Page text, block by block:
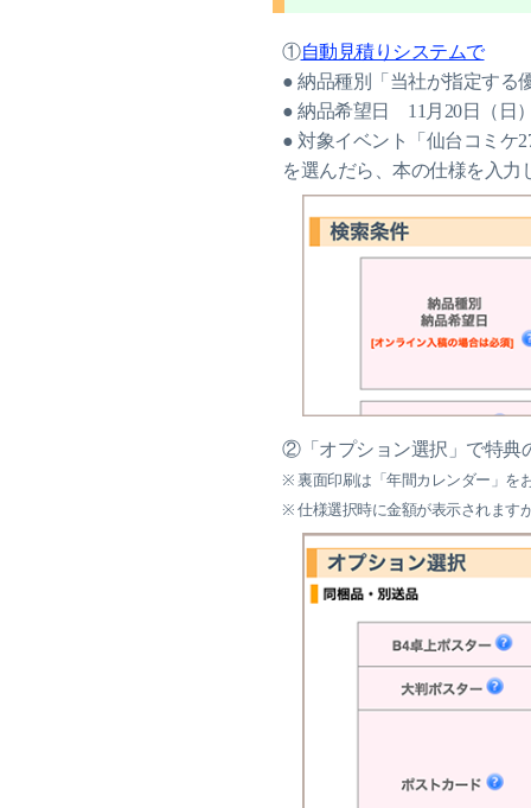
①自動見積りシステムで
● 納品種別「当社が指定する
● 納品希望日 11月20日（日
● 対象イベント「仙台コミケ
を選んだら、本の仕様を入力
②「オプション選択」で特典
※ 裏面印刷は「年間カレンダー」を
※ 仕様選択時に金額が表示されます